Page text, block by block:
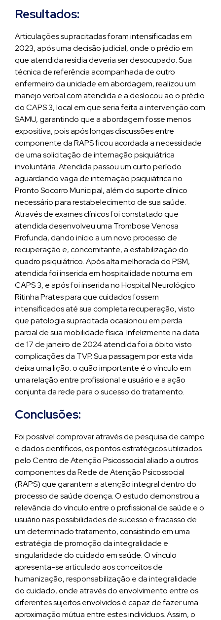
Resultados:
Articulações supracitadas foram intensificadas em
2023, após uma decisão judicial, onde o prédio em
que atendida residia deveria ser desocupado. Sua
técnica de referência acompanhada de outro
enfermeiro da unidade em abordagem, realizou um
manejo verbal com atendida e a deslocou ao o prédio
do CAPS 3, local em que seria feita a intervenção com
SAMU, garantindo que a abordagem fosse menos
expositiva, pois após longas discussões entre
componente da RAPS ficou acordada a necessidade
de uma solicitação de internação psiquiátrica
involuntária. Atendida passou um curto período
aguardando vaga de internação psiquiátrica no
Pronto Socorro Municipal, além do suporte clínico
necessário para restabelecimento de sua saúde.
Através de exames clínicos foi constatado que
atendida desenvolveu uma Trombose Venosa
Profunda, dando início a um novo processo de
recuperação e, concomitante, a estabilização do
quadro psiquiátrico. Após alta melhorada do PSM,
atendida foi inserida em hospitalidade noturna em
CAPS 3, e após foi inserida no Hospital Neurológico
Ritinha Prates para que cuidados fossem
intensificados até sua completa recuperação, visto
que patologia supracitada ocasionou em perda
parcial de sua mobilidade física. Infelizmente na data
de 17 de janeiro de 2024 atendida foi a óbito visto
complicações da TVP. Sua passagem por esta vida
deixa uma lição: o quão importante é o vínculo em
uma relação entre profissional e usuário e a ação
conjunta da rede para o sucesso do tratamento.
Conclusões:
Foi possível comprovar através de pesquisa de campo
e dados científicos, os pontos estratégicos utilizados
pelo Centro de Atenção Psicossocial aliado a outros
componentes da Rede de Atenção Psicossocial
(RAPS) que garantem a atenção integral dentro do
processo de saúde doença. O estudo demonstrou a
relevância do vínculo entre o profissional de saúde e o
usuário nas possibilidades de sucesso e fracasso de
um determinado tratamento, consistindo em uma
estratégia de promoção da integralidade e
singularidade do cuidado em saúde. O vínculo
apresenta-se articulado aos conceitos de
humanização, responsabilização e da integralidade
do cuidado, onde através do envolvimento entre os
diferentes sujeitos envolvidos é capaz de fazer uma
aproximação mútua entre estes indivíduos. Assim, o